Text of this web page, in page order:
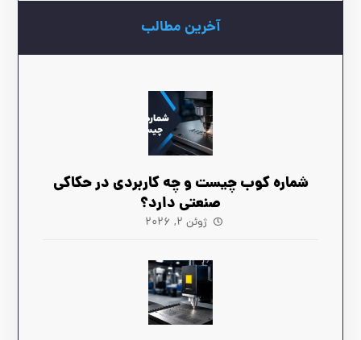
آخرین مطالب
شماره کوب چیست و چه کاربردی در حکاکی
صنعتی دارد؟
ژوئن ۲, ۲۰۲۶